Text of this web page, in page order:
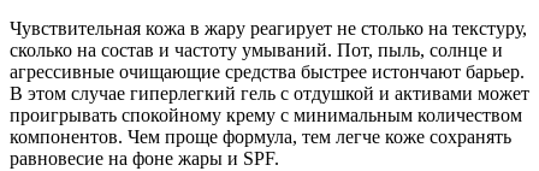
Чувствительная кожа в жару реагирует не столько на текстуру,
сколько на состав и частоту умываний. Пот, пыль, солнце и
агрессивные очищающие средства быстрее истончают барьер.
В этом случае гиперлегкий гель с отдушкой и активами может
проигрывать спокойному крему с минимальным количеством
компонентов. Чем проще формула, тем легче коже сохранять
равновесие на фоне жары и SPF.